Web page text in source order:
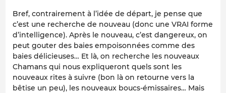
Bref, contrairement à l’idée de départ, je pense que
c’est une recherche de nouveau (donc une VRAI forme
d’intelligence). Après le nouveau, c’est dangereux, on
peut gouter des baies empoisonnées comme des
baies délicieuses… Et là, on recherche les nouveaux
Chamans qui nous expliqueront quels sont les
nouveaux rites à suivre (bon là on retourne vers la
bêtise un peu), les nouveaux boucs-émissaires… Mais